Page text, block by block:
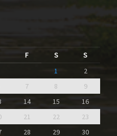
F S
S
1
2
7 8
9
14 15
16
21 22
23
28 29 30